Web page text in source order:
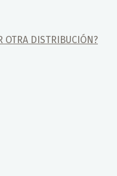
OTRA DISTRIBUCIÓN?